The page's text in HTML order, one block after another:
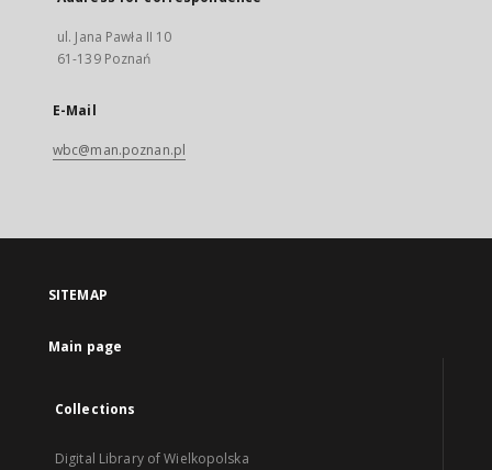
ul. Jana Pawła II 10
61-139 Poznań
E-Mail
wbc@man.poznan.pl
SITEMAP
Main page
Collections
Digital Library of Wielkopolska